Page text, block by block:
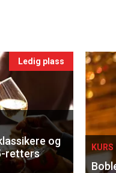
Ledig plass
og
retters